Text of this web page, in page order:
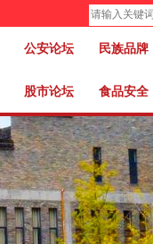
公安论坛 民族品牌
股市论坛 食品安全